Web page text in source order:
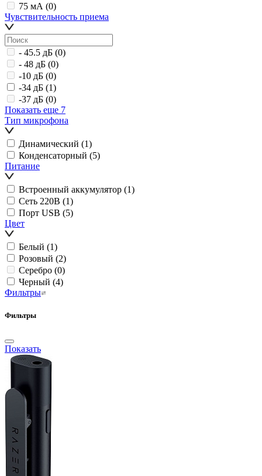
75 мА (0)
Чувствительность приема
- 45.5 дБ (0)
- 48 дБ (0)
-10 дБ (0)
-34 дБ (1)
-37 дБ (0)
Показать еще 7
Тип микрофона
Динамический (1)
Конденсаторный (5)
Питание
Встроенный аккумулятор (1)
Сеть 220В (1)
Порт USB (5)
Цвет
Белый (1)
Розовый (2)
Серебро (0)
Черный (4)
Фильтры
Фильтры
Показать